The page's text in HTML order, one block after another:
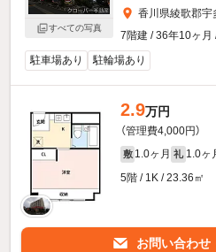
すべての写真
香川県綾歌郡宇
7階建 / 36年10ヶ月
駐車場あり
駐輪場あり
2.9万円
（管理費4,000円）
敷 1.0ヶ月 礼 1.0ヶ
5階 / 1K / 23.36㎡
お問い合わせ